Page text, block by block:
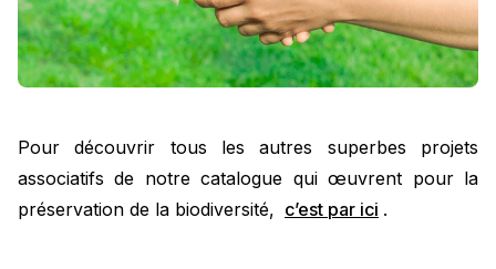
Pour découvrir tous les autres superbes projets
associatifs de notre catalogue qui œuvrent pour la
préservation de la biodiversité, c’est par ici .